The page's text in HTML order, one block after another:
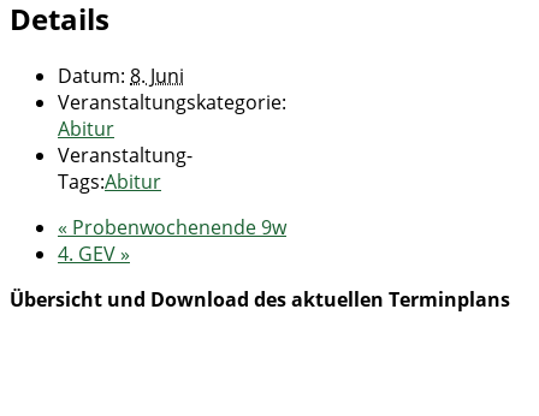
Details
Datum: 8. Juni
Veranstaltungskategorie:
Abitur
Veranstaltung-
Tags:Abitur
« Probenwochenende 9w
4. GEV»
Übersicht und Download des aktuellen Terminplans